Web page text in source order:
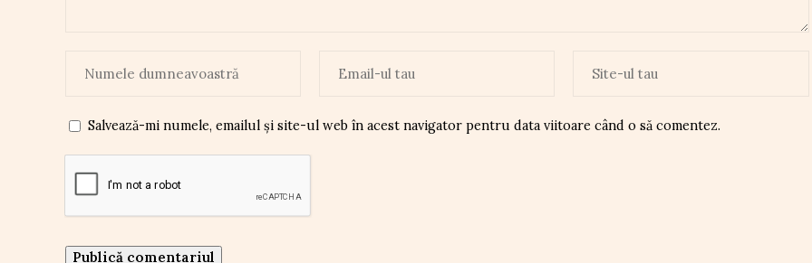
Salvează-mi numele, emailul și site-ul web în acest navigator pentru data viitoare când o să comentez.